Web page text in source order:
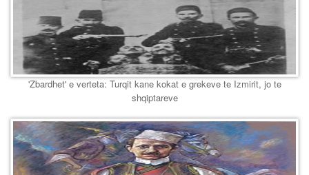
'Zbardhet' e verteta: Turqit kane kokat e grekeve te Izmirit, jo te
shqiptareve